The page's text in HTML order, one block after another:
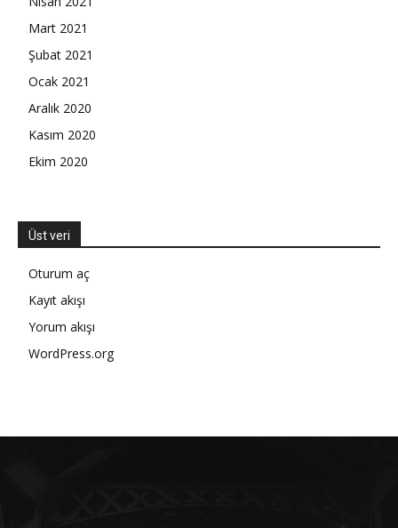
Mart 2021
Şubat 2021
Ocak 2021
Aralık 2020
Kasım 2020
Ekim 2020
Üst veri
Oturum aç
Kayıt akışı
Yorum akışı
WordPress.org